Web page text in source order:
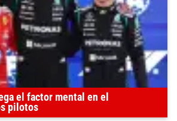
el factor mental en el
pilotos